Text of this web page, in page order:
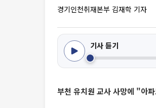
경기인천취재본부 김재학 기자
기사 듣기
부천 유치원 교사 사망에 "아